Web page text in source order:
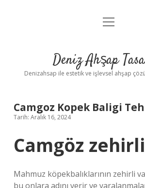
Anasayfa
Yasal Uyarı
menüyü
Deniz Ahşap
Denizahsap ile estetik ve işlevsel ahşap
Camgoz Kopek Baligi
Tarih: Aralık 16, 2024
Camgöz
Mahmuz köpekbalıklarının zehirli
bu onlara adını verir ve